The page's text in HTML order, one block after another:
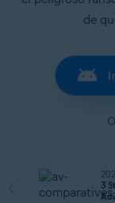
de
3